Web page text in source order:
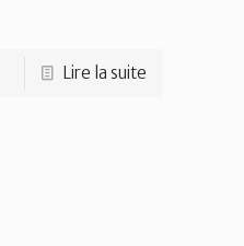
Lire la suite